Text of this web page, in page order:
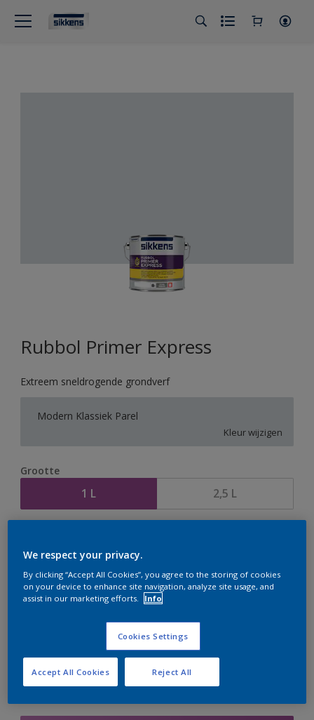
Rubbol Primer Express
Extreem sneldrogende grondverf
Modern Klassiek Parel
Kleur wijzigen
Grootte
1 L 2,5 L
te bestellen. Houd de website in de gaten, we werken
er hard aan om de voorraad aan te vullen.
We respect your privacy.
By clicking “Accept All Cookies”, you agree to the storing of cookies
on your device to enhance site navigation, analyze site usage, and
assist in our marketing efforts.
Info
Cookies Settings
Reject All
Accept All Cookies